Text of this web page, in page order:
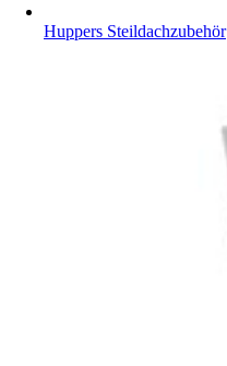
Huppers Steildachzubehör